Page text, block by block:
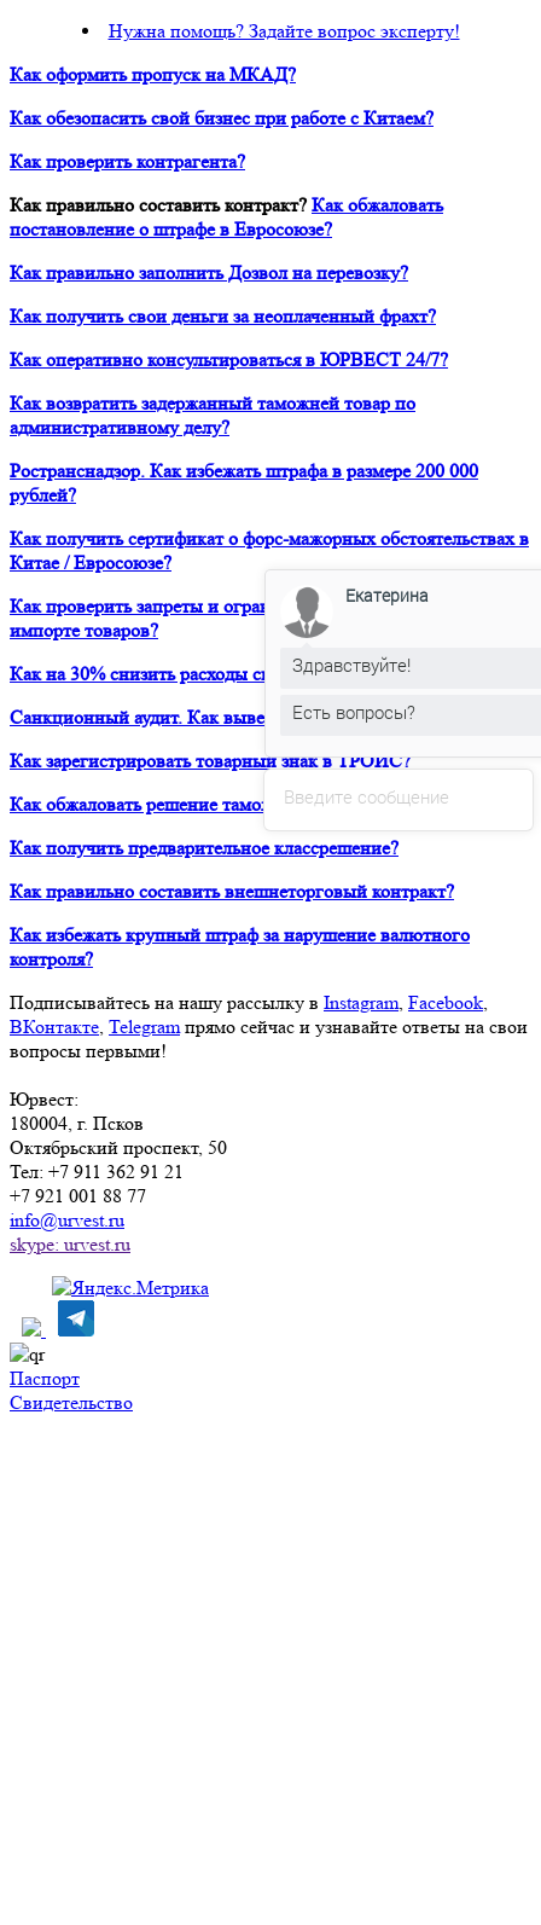
Нужна помощь? Задайте вопрос эксперту!
Как оформить пропуск на МКАД?
Как обезопасить свой бизнес при работе с Китаем?
Как проверить контрагента?
Как правильно составить контракт? Как обжаловать
постановление о штрафе в Евросоюзе?
Как правильно заполнить Дозвол на перевозку?
Как получить свои деньги за неоплаченный фрахт?
Как оперативно консультироваться в ЮРВЕСТ 24/7?
Как возвратить задержанный таможней товар по
административному делу?
Ространснадзор. Как избежать штрафа в размере 200 000
рублей?
Как получить сертификат о форс-мажорных обстоятельствах в
Китае / Евросоюзе?
Как проверить запреты и ограничения при транзите и
импорте товаров?
Как на 30% снизить расходы своей компании на ВЭД?
Санкционный аудит. Как вывести продукт на рынок США?
Как зарегистрировать товарный знак в ТРОИС?
Как обжаловать решение таможни о классификации товара?
Как получить предварительное классрешение?
Как правильно составить внешнеторговый контракт?
Как избежать крупный штраф за нарушение валютного
контроля?
Подписывайтесь на нашу рассылку в Instagram, Facebook,
ВКонтакте, Telegramпрямо сейчас и узнавайте ответы на свои
вопросы первыми!
Юрвест:
180004, г. Псков
Октябрьский проспект, 50
Тел: +7 911 362 91 21
+7 921 001 88 77
info@urvest.ru
skype: urvest.ru
Паспорт
Свидетельство
Введите сообщение
Екатерина
Здравствуйте!
Есть вопросы?